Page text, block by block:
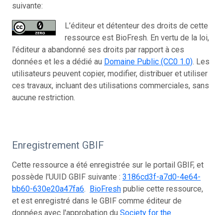
suivante:
L’éditeur et détenteur des droits de cette
ressource est BioFresh. En vertu de la loi,
l'éditeur a abandonné ses droits par rapport à ces
données et les a dédié au Domaine Public (CC0 1.0). Les
utilisateurs peuvent copier, modifier, distribuer et utiliser
ces travaux, incluant des utilisations commerciales, sans
aucune restriction.
Enregistrement GBIF
Cette ressource a été enregistrée sur le portail GBIF, et
possède l'UUID GBIF suivante : 3186cd3f-a7d0-4e64-
bb60-630e20a47fa6. BioFresh publie cette ressource,
et est enregistré dans le GBIF comme éditeur de
données avec l'approbation du Society for the